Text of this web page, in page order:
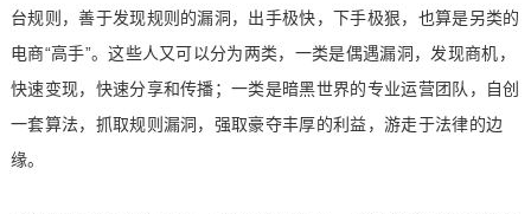
台规则，善于发现规则的漏洞，出手极快，下手极狠，也算是另类的
电商“高手”。这些人又可以分为两类，一类是偶遇漏洞，发现商机，
快速变现，快速分享和传播；一类是暗黑世界的专业运营团队，自创
一套算法，抓取规则漏洞，强取豪夺丰厚的利益，游走于法律的边
缘。